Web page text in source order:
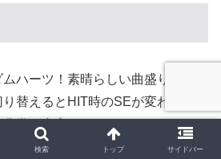
ハーツ！素晴らしい曲盛りだくさ
替えるとHIT時のSEが変わるのも
常に充実している。また、ファン
ォニー・オブ・ソーサリー」ではキ
検索 トップ サイドバー